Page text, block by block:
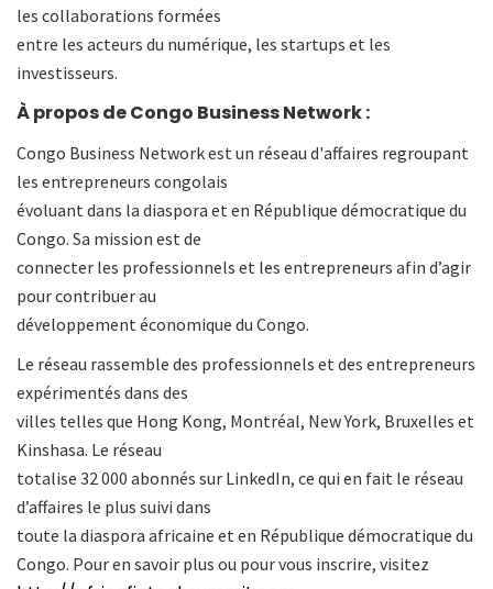
les collaborations formées
entre les acteurs du numérique, les startups et les
investisseurs.
À propos de Congo Business Network :
Congo Business Network est un réseau d'affaires regroupant
les entrepreneurs congolais
évoluant dans la diaspora et en République démocratique du
Congo. Sa mission est de
connecter les professionnels et les entrepreneurs afin d’agir
pour contribuer au
développement économique du Congo.
Le réseau rassemble des professionnels et des entrepreneurs
expérimentés dans des
villes telles que Hong Kong, Montréal, New York, Bruxelles et
Kinshasa. Le réseau
totalise 32 000 abonnés sur LinkedIn, ce qui en fait le réseau
d’affaires le plus suivi dans
toute la diaspora africaine et en République démocratique du
Congo. Pour en savoir plus ou pour vous inscrire, visitez